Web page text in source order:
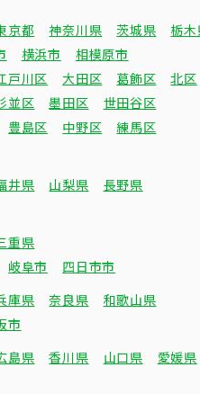
京都 神奈川県 茨城県
栃木
横浜市
相模原市
戸川区 大田区 葛飾区 北区
並区 墨田区
世田谷区
豊島区 中野区
練馬区
井県 山梨県
長野県
重県
岐阜市 四日市市
庫県 奈良県
和歌山県
市
島県 香川県 山口県 愛媛県